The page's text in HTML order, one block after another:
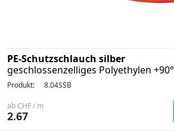
PE-Schutzschlauch silber
geschlossenzelliges Polyethylen +90°
Produkt: 8.04SSB
ab CHF / m
2.67